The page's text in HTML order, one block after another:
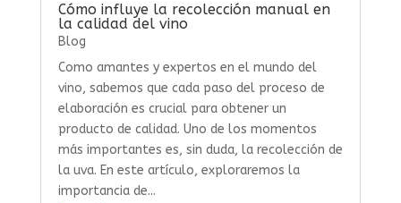
Cómo influye la recolección manual en
la calidad del vino
Blog
Como amantes y expertos en el mundo del
vino, sabemos que cada paso del proceso de
elaboración es crucial para obtener un
producto de calidad. Uno de los momentos
más importantes es, sin duda, la recolección de
la uva. En este artículo, exploraremos la
importancia de...